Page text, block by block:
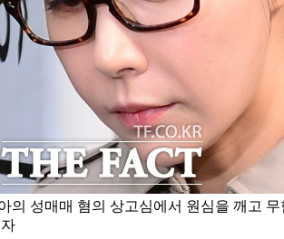
의 성매매 혐의 상고심에서 원심을 깨고 무